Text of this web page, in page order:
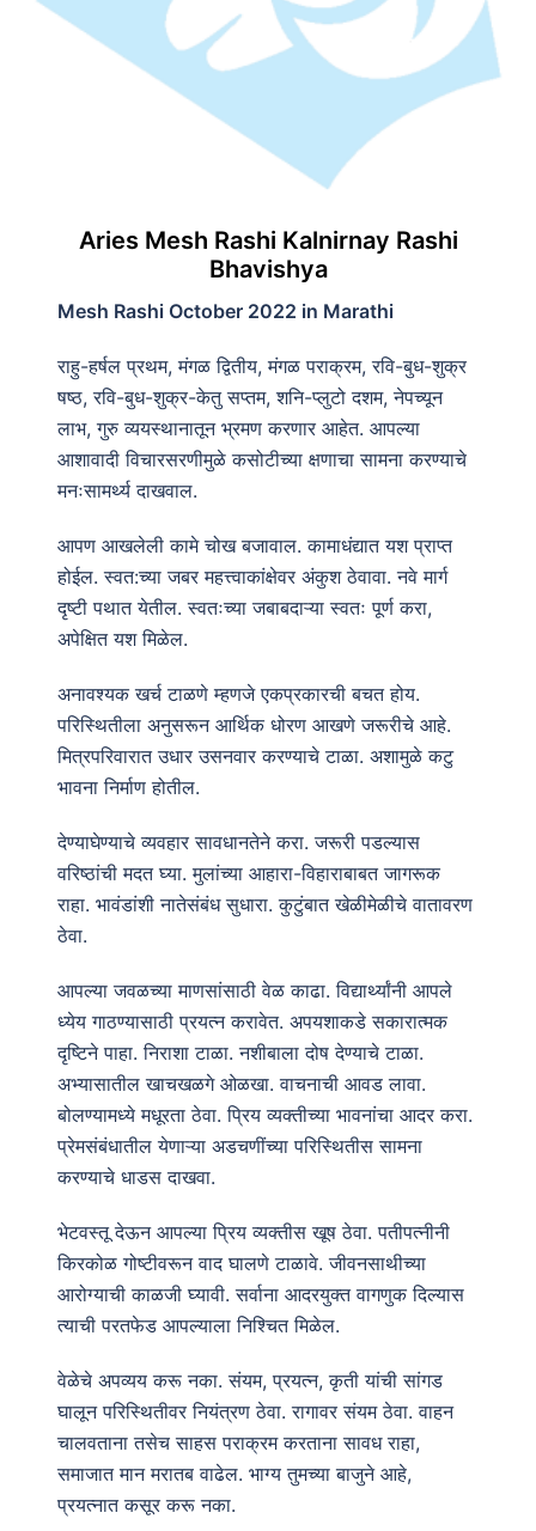
Aries Mesh Rashi Kalnirnay Rashi
Bhavishya
Mesh Rashi October 2022 in Marathi
राहु-हर्षल प्रथम, मंगळ द्वितीय, मंगळ पराक्रम, रवि-बुध-शुक्र
षष्ठ, रवि-बुध-शुक्र-केतु सप्तम, शनि-प्लुटो दशम, नेपच्यून
लाभ, गुरु व्ययस्थानातून भ्रमण करणार आहेत. आपल्या
आशावादी विचारसरणीमुळे कसोटीच्या क्षणाचा सामना करण्याचे
मनःसामर्थ्य दाखवाल.
आपण आखलेली कामे चोख बजावाल. कामाधंद्यात यश प्राप्त
होईल. स्वत:च्या जबर महत्त्वाकांक्षेवर अंकुश ठेवावा. नवे मार्ग
दृष्टी पथात येतील. स्वतःच्या जबाबदाऱ्या स्वतः पूर्ण करा,
अपेक्षित यश मिळेल.
अनावश्यक खर्च टाळणे म्हणजे एकप्रकारची बचत होय.
परिस्थितीला अनुसरून आर्थिक धोरण आखणे जरूरीचे आहे.
मित्रपरिवारात उधार उसनवार करण्याचे टाळा. अशामुळे कटु
भावना निर्माण होतील.
देण्याघेण्याचे व्यवहार सावधानतेने करा. जरूरी पडल्यास
वरिष्ठांची मदत घ्या. मुलांच्या आहारा-विहाराबाबत जागरूक
राहा. भावंडांशी नातेसंबंध सुधारा. कुटुंबात खेळीमेळीचे वातावरण
ठेवा.
आपल्या जवळच्या माणसांसाठी वेळ काढा. विद्यार्थ्यांनी आपले
ध्येय गाठण्यासाठी प्रयत्न करावेत. अपयशाकडे सकारात्मक
दृष्टिने पाहा. निराशा टाळा. नशीबाला दोष देण्याचे टाळा.
अभ्यासातील खाचखळगे ओळखा. वाचनाची आवड लावा.
बोलण्यामध्ये मधूरता ठेवा. प्रिय व्यक्तीच्या भावनांचा आदर करा.
प्रेमसंबंधातील येणाऱ्या अडचणींच्या परिस्थितीस सामना
करण्याचे धाडस दाखवा.
भेटवस्तू देऊन आपल्या प्रिय व्यक्तीस खूष ठेवा. पतीपत्नीनी
किरकोळ गोष्टीवरून वाद घालणे टाळावे. जीवनसाथीच्या
आरोग्याची काळजी घ्यावी. सर्वाना आदरयुक्त वागणुक दिल्यास
त्याची परतफेड आपल्याला निश्चित मिळेल.
वेळेचे अपव्यय करू नका. संयम, प्रयत्न, कृती यांची सांगड
घालून परिस्थितीवर नियंत्रण ठेवा. रागावर संयम ठेवा. वाहन
चालवताना तसेच साहस पराक्रम करताना सावध राहा,
समाजात मान मरातब वाढेल. भाग्य तुमच्या बाजुने आहे,
प्रयत्नात कसूर करू नका.